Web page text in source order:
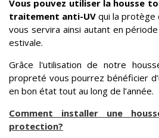
Vous pouvez utiliser la housse
traitement anti-UV qui la protège
vous servira ainsi autant en
estivale.
Grâce l'utilisation de notre
propreté vous pourrez bénéficier
en bon état tout au long de l’année.
Comment installer une
protection?